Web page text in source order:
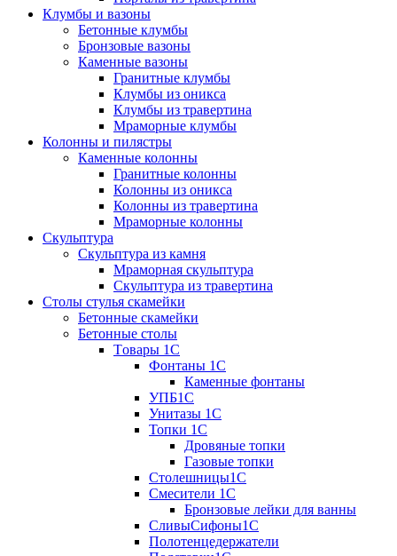
Клумбы и вазоны
Бетонные клумбы
Бронзовые вазоны
Каменные вазоны
Гранитные клумбы
Клумбы из оникса
Клумбы из травертина
Мраморные клумбы
Колонны и пилястры
Каменные колонны
Гранитные колонны
Колонны из оникса
Колонны из травертина
Мраморные колонны
Скульптура
Скульптура из камня
Мраморная скульптура
Скульптура из травертина
Столы стулья скамейки
Бетонные скамейки
Бетонные столы
Tовары 1C
Фонтаны 1C
Каменные фонтаны
УПБ1С
Унитазы 1С
Топки 1С
Дровяные топки
Газовые топки
Столешницы1С
Смесители 1С
Бронзовые лейки для ванны
СливыСифоны1С
Полотенцедержатели